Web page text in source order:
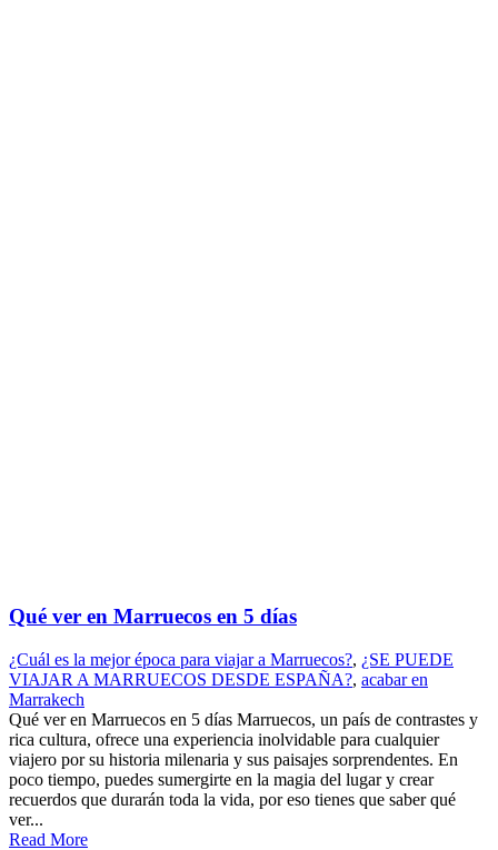
Qué ver en Marruecos en 5 días
¿Cuál es la mejor época para viajar a Marruecos?, ¿SE PUEDE
VIAJAR A MARRUECOS DESDE ESPAÑA?, acabar en
Marrakech
Qué ver en Marruecos en 5 días Marruecos, un país de contrastes y
rica cultura, ofrece una experiencia inolvidable para cualquier
viajero por su historia milenaria y sus paisajes sorprendentes. En
poco tiempo, puedes sumergirte en la magia del lugar y crear
recuerdos que durarán toda la vida, por eso tienes que saber qué
ver...
Read More